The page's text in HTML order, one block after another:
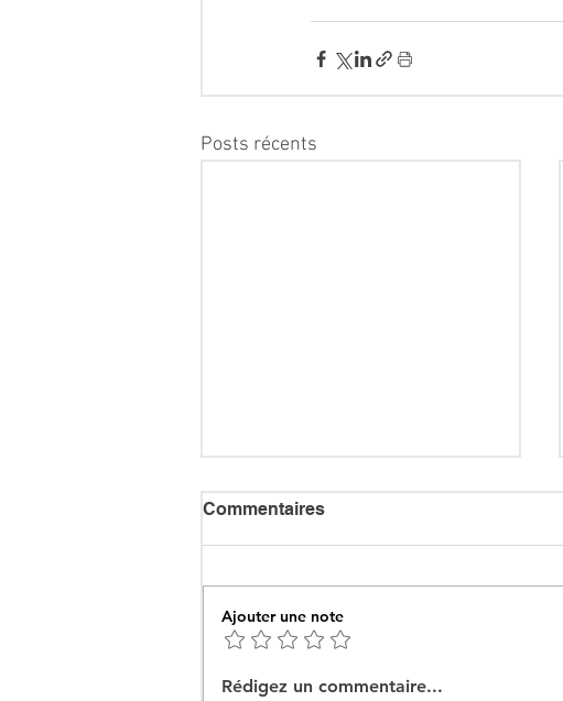
Posts récents
bataille des récits pour
Commentaires
Ajouter une note
Rédigez un commentaire...